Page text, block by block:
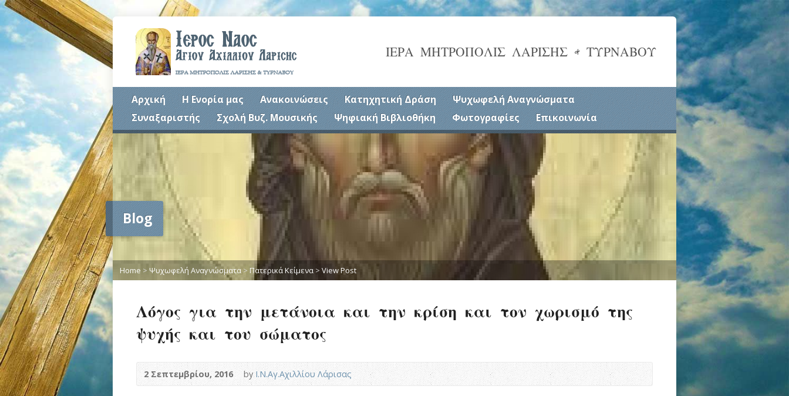
ΙΕΡΑ ΜΗΤΡΟΠΟΛΙΣ ΛΑΡΙΣΗΣ & ΤΥΡΝΑΒΟΥ
Αρχική Η Ενορία μας Ανακοινώσεις Κατηχητική Δράση
Ψυχωφελή Αναγνώσματα
Συναξαριστής
Σχολή Βυζ. Μουσικής Ψηφιακή Βιβλιοθήκη Φωτογραφίες Επικοινωνία
Blog
Home > Ψυχωφελή Αναγνώσματα > Πατερικά Κείμενα > View Post
Λόγος για την μετάνοια και την κρίση και τον χωρισμό της
ψυχής και του σώματος
2 Σεπτεμβρίου, 2016 byΙ.Ν.Αγ.Αχιλλίου Λάρισας